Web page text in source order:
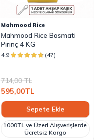
Mahmood Rice
Mahmood Rice Basmati
Pirinç 4 KG
4.9 (47)
714,00TL
595,00TL
Sepete Ekle
1000TL ve Üzeri Alışverişlerde
Ücretsiz Kargo